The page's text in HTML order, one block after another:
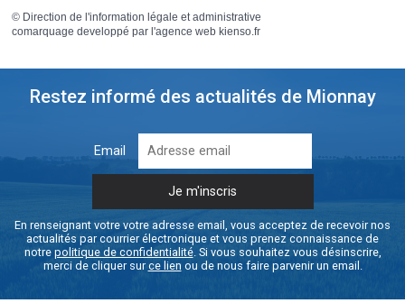
© Direction de l'information légale et administrative
comarquage developpé par l'agence web kienso.fr
Restez informé des actualités de Mionnay
Email
En renseignant votre votre adresse email, vous acceptez de recevoir nos
actualités par courrier électronique et vous prenez connaissance de
notre politique de confidentialité. Si vous souhaitez vous désinscrire,
merci de cliquer surce lien ou de nous faire parvenir un email.